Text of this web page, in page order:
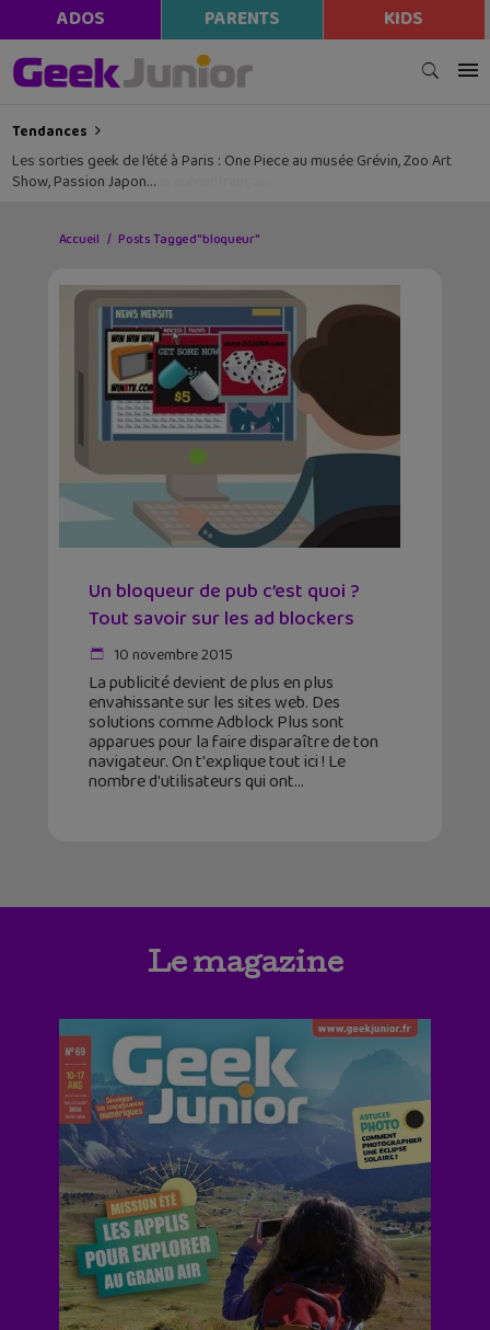
ADOS PARENTS KIDS
Tendances
Les sorties geek de l’été à Paris : One Piece au musée Grévin, Zoo Art
Show, Passion Japon…
Accueil Posts Tagged "bloqueur"
Un bloqueur de pub c’est quoi ?
Tout savoir sur les ad blockers
10 novembre 2015
La publicité devient de plus en plus
envahissante sur les sites web. Des
solutions comme Adblock Plus sont
apparues pour la faire disparaître de ton
navigateur. On t'explique tout ici ! Le
nombre d'utilisateurs qui ont
Le magazine